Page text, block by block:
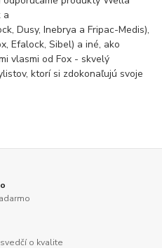
a
Dusy, Inebrya a Fripac-Medis),
Efalock, Sibel) a iné, ako
vlasmi od Fox - skvelý
ktorí si zdokonaľujú svoje
o kvalite